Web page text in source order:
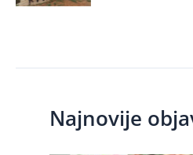
Najnovije